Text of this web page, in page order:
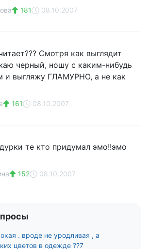
181 08.10.2007
Смотря как выглядит
черный, ношу с каким-нибудь
и выгляжу ГЛАМУРНО, а не как
161 08.10.2007
те кто придумал эмо!!эмо
152 08.10.2007
. вроде не уродливая , а
цветов в одежде ??7